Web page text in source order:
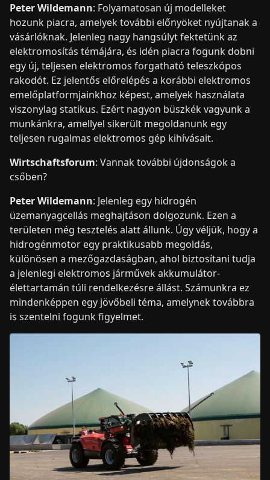
Peter Wildemann: Folyamatosan új modelleket
hozunk piacra, amelyek további előnyöket nyújtanak a
vásárlóknak. Jelenleg nagy hangsúlyt fektetünk az
elektromosítás témájára, és idén piacra fogunk dobni
egy új, teljesen elektromos forgatható teleszkópos
rakodót. Ez jelentős előrelépés a korábbi elektromos
emelőplatformjainkhoz képest, amelyek használata
viszonylag statikus. Ezért nagyon büszkék vagyunk a
munkánkra, amellyel sikerült megoldanunk egy
teljesen rugalmas elektromos gép kihívásait.
Wirtschaftsforum: Vannak további újdonságok a
csőben?
Peter Wildemann: Jelenleg egy hidrogén
üzemanyagcellás meghajtáson dolgozunk. Ezen a
területen még tesztelés alatt állunk. Úgy véljük, hogy a
hidrogénmotor egy praktikusabb megoldás,
különösen a mezőgazdaságban, ahol biztosítani tudja
a jelenlegi elektromos járművek akkumulátor-
élettartamán túli rendelkezésre állást. Számunkra ez
mindenképpen egy jövőbeli téma, amelynek továbbra
is szentelni fogunk figyelmet.